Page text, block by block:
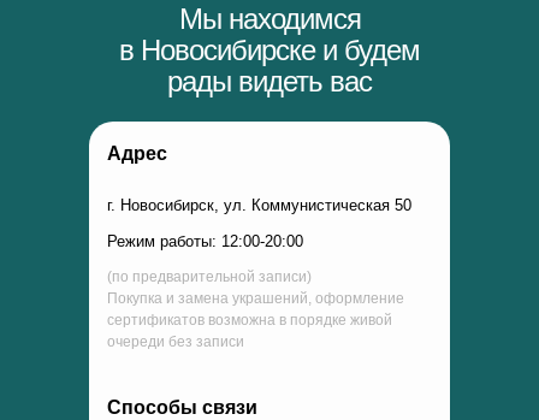
Мы находимся
в Новосибирске и будем
рады видеть вас
Адрес
Способы связи
г. Новосибирск, ул. Коммунистическая 50
Режим работы: 12:00-20:00
(по предварительной записи)
Покупка и замена украшений, оформление
сертификатов возможна в порядке живой
очереди без записи